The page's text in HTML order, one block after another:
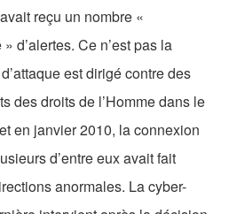
reçu un nombre «
d’alertes. Ce n’est pas la
est dirigé contre des
des droits de l’Homme dans le
en janvier 2010, la connexion
d’entre eux avait fait
anormales. La cyber-